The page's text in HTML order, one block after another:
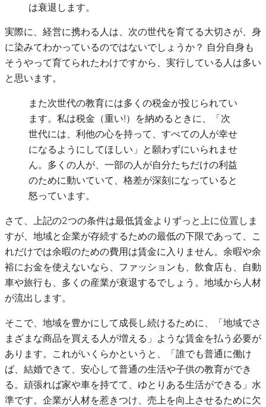
は衰退します。
実際に、経営に携わる人は、次の世代を育てる大切さが、身
に染みてわかっているのではないでしょうか？ 自分自身も
そうやって育てられたわけですから、実行している人は多い
と思います。
また次世代の教育には多くの税金が投じられてい
ます。私は税金（重い!）を納めるときに、「次
世代には、利他の心を持って、すべての人が幸せ
になるようにしてほしい」と願わずにいられませ
ん。多くの人が、一部の人が自分たちだけの利益
のために動いていて、格差が深刻になっていると
怒っています。
さて、上記の2つの条件は最低賃金よりずっと上に位置しま
すが、地域と企業が存続するための最低の下限であって、こ
れだけでは余暇のための費用は賃金に入りません。余暇や余
裕にお金を使えないなら、ファッションも、飲食店も、自動
車や旅行も、多くの産業が衰退するでしょう。地域から人材
が流出します。
そこで、地域を豊かにして成長し続けるために、「地域でさ
まざまな商品を買える人が増える」ような賃金を払う必要が
あります。これがいくらかというと、「誰でも普通に働け
ば、結婚できて、安心して普通の生活や子供の教育ができ
る。頑張れば家や車を持てて、ゆとりある生活ができる」水
準です。企業が人材を惹きつけ、売上を向上させるために欠